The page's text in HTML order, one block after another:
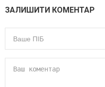
ЗАЛИШИТИ КОМЕНТАР